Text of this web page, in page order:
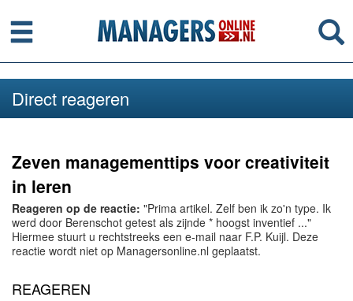
Menu
Direct reageren
Zeven managementtips voor creativiteit
in leren
Reageren op de reactie: "Prima artikel. Zelf ben ik zo'n type. Ik
werd door Berenschot getest als zijnde * hoogst inventief ..."
Hiermee stuurt u rechtstreeks een e-mail naar F.P. Kuijl. Deze
reactie wordt niet op Managersonline.nl geplaatst.
REAGEREN